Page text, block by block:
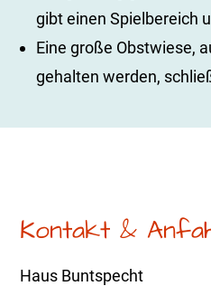
gibt einen Spielbereich
Eine große Obstwiese,
gehalten werden,
Kontakt &
Haus Buntspecht